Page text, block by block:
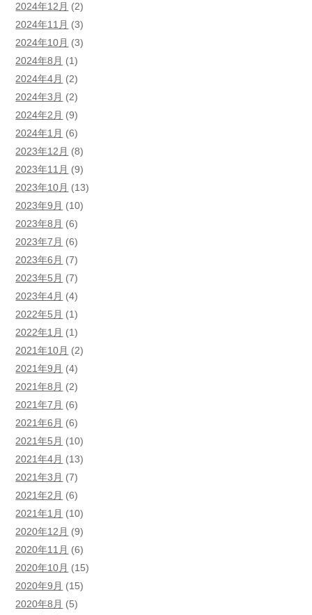
2024年12月 (2)
2024年11月 (3)
2024年10月 (3)
2024年8月 (1)
2024年4月 (2)
2024年3月 (2)
2024年2月 (9)
2024年1月 (6)
2023年12月 (8)
2023年11月 (9)
2023年10月 (13)
2023年9月 (10)
2023年8月 (6)
2023年7月 (6)
2023年6月 (7)
2023年5月 (7)
2023年4月 (4)
2022年5月 (1)
2022年1月 (1)
2021年10月 (2)
2021年9月 (4)
2021年8月 (2)
2021年7月 (6)
2021年6月 (6)
2021年5月 (10)
2021年4月 (13)
2021年3月 (7)
2021年2月 (6)
2021年1月 (10)
2020年12月 (9)
2020年11月 (6)
2020年10月 (15)
2020年9月 (15)
2020年8月 (5)